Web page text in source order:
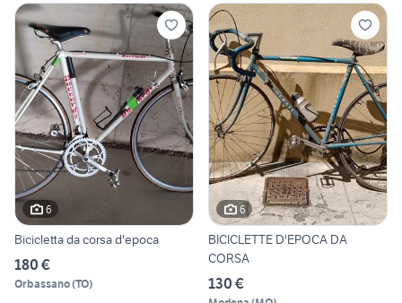
6
Bicicletta da corsa d'epoca
180 €
Orbassano(TO)
6
BICICLETTE D'EPOCA DA
CORSA
130 €